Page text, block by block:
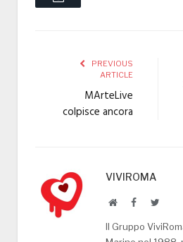
PREVIOUS
ARTICLE
MArteLive
colpisce ancora
VIVIROMA
WebsiteFacebookTwitter
Il Gruppo